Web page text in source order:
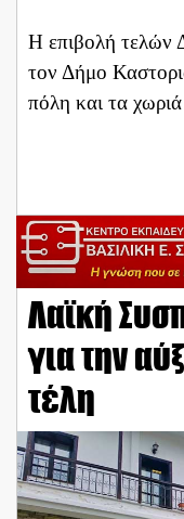
Η επιβολή τελών
τον Δήμο
πόλη και τα
Λαϊκή
για την
τέλη